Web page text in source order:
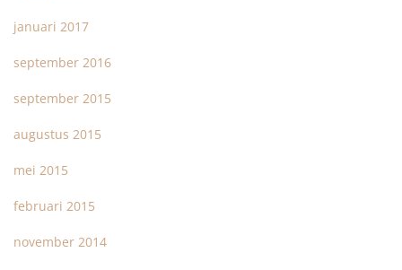
januari 2017
september 2016
september 2015
augustus 2015
mei 2015
februari 2015
november 2014